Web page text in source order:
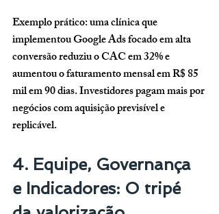
Exemplo prático: uma clínica que
implementou Google Ads focado em alta
conversão reduziu o CAC em 32% e
aumentou o faturamento mensal em R$ 85
mil em 90 dias. Investidores pagam mais por
negócios com aquisição previsível e
replicável.
4. Equipe, Governança
e Indicadores: O tripé